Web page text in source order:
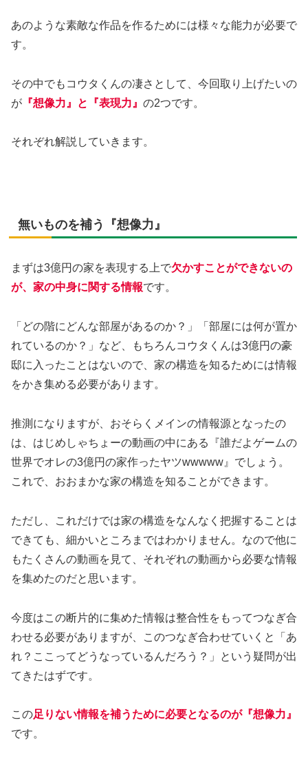
あのような素敵な作品を作るためには様々な能力が必要で
す。
その中でもコウタくんの凄さとして、今回取り上げたいの
が 『想像力』と『表現力』 の2つです。
それぞれ解説していきます。
無いものを補う『想像力』
まずは3億円の家を表現する上で欠かすことができないの
が、家の中身に関する情報です。
「どの階にどんな部屋があるのか？」「部屋には何が置か
れているのか？」など、もちろんコウタくんは3億円の豪
邸に入ったことはないので、家の構造を知るためには情報
をかき集める必要があります。
推測になりますが、おそらくメインの情報源となったの
は、はじめしゃちょーの動画の中にある『誰だよゲームの
世界でオレの3億円の家作ったヤツwwwww』でしょう。
これで、おおまかな家の構造を知ることができます。
ただし、これだけでは家の構造をなんなく把握することは
できても、細かいところまではわかりません。なので他に
もたくさんの動画を見て、それぞれの動画から必要な情報
を集めたのだと思います。
今度はこの断片的に集めた情報は整合性をもってつなぎ合
わせる必要がありますが、このつなぎ合わせていくと「あ
れ？ここってどうなっているんだろう？」という疑問が出
てきたはずです。
この足りない情報を補う ために必要となるのが『想像力 』
です。